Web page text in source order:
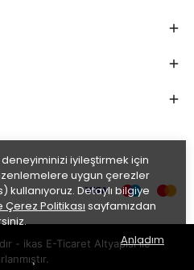
deneyiminizi iyileştirmek için
uygun çerezler
kullanıyoruz. Detaylı bilgiye
Çerez Politikası sayfamızdan
Anladım
- ikas E-Ticaret Altyapısı ile